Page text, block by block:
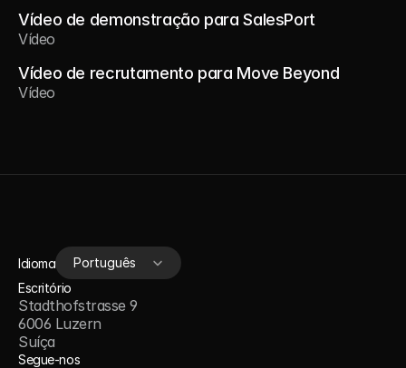
Vídeo de demonstração para SalesPort
Vídeo
Vídeo de recrutamento para Move Beyond
Vídeo
Idioma
Select Language
Português
Escritório
Stadthofstrasse 9
6006 Luzern
Suíça
Segue-nos